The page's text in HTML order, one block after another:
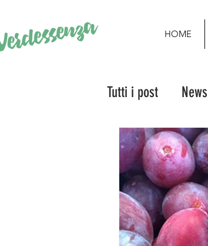
HOME
Tutti i post News